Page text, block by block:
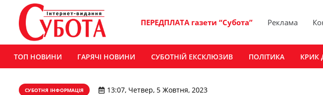
ПЕРЕДПЛАТА газети “Субота” Реклама
ТОП НОВИНИ ГАРЯЧІ НОВИНИ СУБОТНІЙ ЕКСКЛЮЗИВ ПОЛІТИКА КРИК
СУБОТНЯ ІНФОРМАЦІЯ 13:07, Четвер, 5 Жовтня, 2023